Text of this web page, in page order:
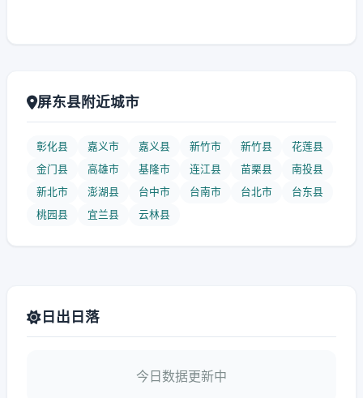
屏东县附近城市
彰化县 嘉义市 嘉义县 新竹市 新竹县
花莲县
金门县
高雄市 基隆市 连江县 苗栗县
南投县
新北市
澎湖县 台中市 台南市 台北市
台东县
桃园县
宜兰县 云林县
日出日落
今日数据更新中